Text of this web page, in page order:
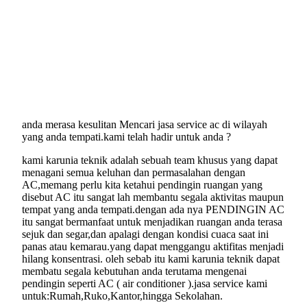
anda merasa kesulitan Mencari jasa service ac di wilayah
yang anda tempati.kami telah hadir untuk anda ?
kami karunia teknik adalah sebuah team khusus yang dapat
menagani semua keluhan dan permasalahan dengan
AC,memang perlu kita ketahui pendingin ruangan yang
disebut AC itu sangat lah membantu segala aktivitas maupun
tempat yang anda tempati.dengan ada nya PENDINGIN AC
itu sangat bermanfaat untuk menjadikan ruangan anda terasa
sejuk dan segar,dan apalagi dengan kondisi cuaca saat ini
panas atau kemarau.yang dapat menggangu aktifitas menjadi
hilang konsentrasi. oleh sebab itu kami karunia teknik dapat
membatu segala kebutuhan anda terutama mengenai
pendingin seperti AC ( air conditioner ).jasa service kami
untuk:Rumah,Ruko,Kantor,hingga Sekolahan.